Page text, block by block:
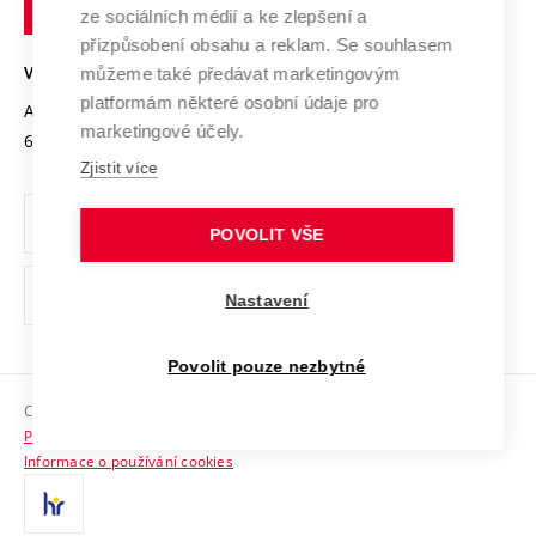
Open Science
Projekty
Projekty ze strukturálních fondů
Specifický výzkum
Mezinárodní dohody
Univerzitní sítě
Bezpečná univerzita
Vyznamenání
Organizační struktura
Ochrana osobních údajů
odkaz)
Sociální bezpečí
HR Award
Kontakty
VYSOKÉ UČENÍ TECHNICKÉ V BRNĚ
Antonínská 548/1
602 00 Brno
www.vut.cz
vut@vutbr.cz
Copyright © 2026 VUT
Prohlášení o přístupnosti
Informace o používání cookies
ze sociálních médií a ke zlepšení a
přizpůsobení obsahu a reklam. Se souhlasem
můžeme také předávat marketingovým
platformám některé osobní údaje pro
marketingové účely.
Zjistit více
POVOLIT VŠE
Nastavení
Povolit pouze nezbytné